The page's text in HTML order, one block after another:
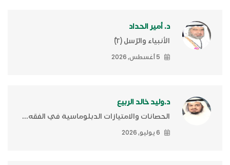
د. أمير الحداد
الأنبياء والرّسل (٢)ّ
5 أغسطس, 2026
د.وليد خالد الربيع
الحصانات والامتيازات الدبلوماسية في الفقه...
6 يوليو, 2026